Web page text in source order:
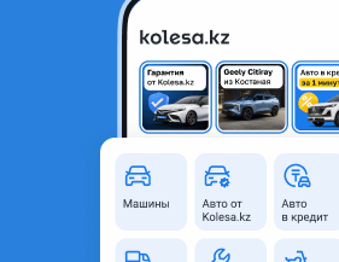
Стойка стабилизатора
Объявление находится в архиве и